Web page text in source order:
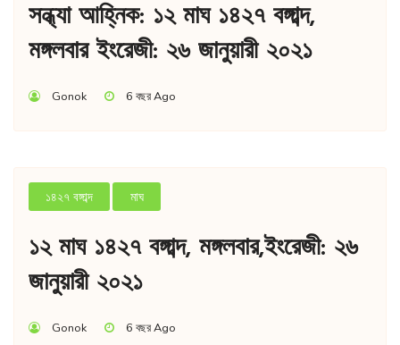
সন্ধ্যা আহ্নিক: ১২ মাঘ ১৪২৭ বঙ্গাব্দ,
মঙ্গলবার ইংরেজী: ২৬ জানুয়ারী ২০২১
Gonok 6 বছর Ago
১৪২৭ বঙ্গাব্দ মাঘ
১২ মাঘ ১৪২৭ বঙ্গাব্দ, মঙ্গলবার,ইংরেজী: ২৬
জানুয়ারী ২০২১
Gonok 6 বছর Ago